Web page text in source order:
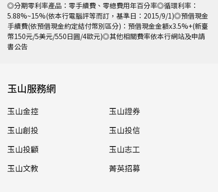
◎分期零利率產品：零手續費、零總費用年百分率◎循環利率：
5.88%~15%(依本行電腦評等而訂，基準日：2015/9/1)◎預借現金
手續費(依預借現金約定結付幣別區分)：預借現金金額x3.5%+(新臺
幣150元/5美元/550日圓/4歐元)◎其他相關費率依本行網站及申請
書公告
玉山服務網
玉山金控
玉山證券
玉山創投
玉山投信
玉山投顧
玉山志工
玉山文教
菁英招募